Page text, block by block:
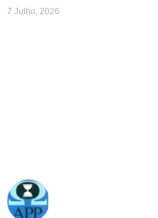
7 Julho, 2026